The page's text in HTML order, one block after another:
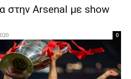
στην Arsenal με show
0